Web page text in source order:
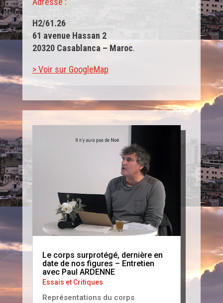
H2/61.26
61 avenue Hassan 2
20320 Casablanca – Maroc.
> Voir sur GoogleMap
Le corps surprotégé, dernière en
date de nos figures – Entretien
avec Paul ARDENNE
Essais et Critiques
Représentations du corps